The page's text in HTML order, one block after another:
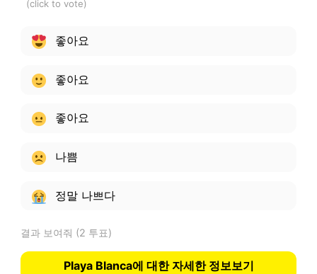
좋아요
좋아요
좋아요
나쁨
정말 나쁘다
결과 보여줘 (2 투표)
Playa Blanca에 대한 자세한 정보보기